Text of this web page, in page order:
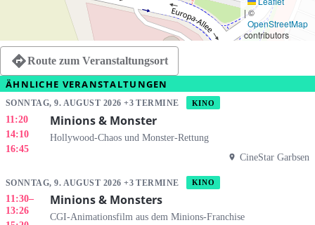
|©
OpenStreetMap
contributors
Route zum Veranstaltungsort
ÄHNLICHE VERANSTALTUNGEN
SONNTAG, 9. AUGUST 2026 +3 TERMINE KINO
11:20
14:10
16:45
Minions & Monster
Hollywood-Chaos und Monster-Rettung
CineStar Garbsen
SONNTAG, 9. AUGUST 2026 +3 TERMINE KINO
11:30–
13:26
Minions & Monsters
CGI-Animationsfilm aus dem Minions-Franchise